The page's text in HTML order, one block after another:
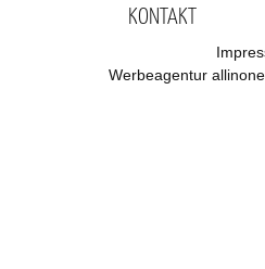
KONTAKT
Werbeagentur